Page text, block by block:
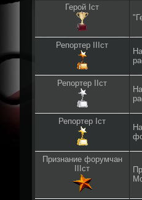
Герой Iст
Репортер IIIст
Репортер IIст
Репортер Iст
Признание форумчан
IIIст